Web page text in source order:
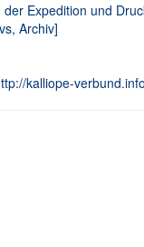
der Expedition und
Archiv]
kalliope-